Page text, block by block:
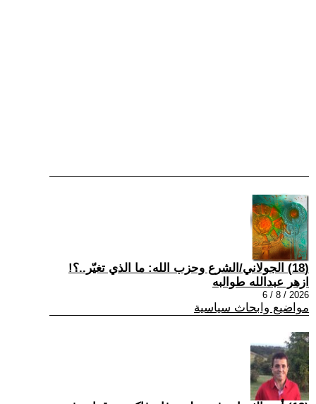
(18) الجولاني/الشرع وحزب الله: ما الذي تغيّر..؟!
ازهر عبدالله طوالبه
2026 / 8 / 6
مواضيع وابحاث سياسية